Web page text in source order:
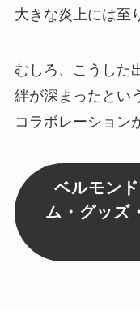
大きな炎上には至
むしろ、こうした
絆が深まったとい
コラボレーション
ベルモン
ム・グッズ